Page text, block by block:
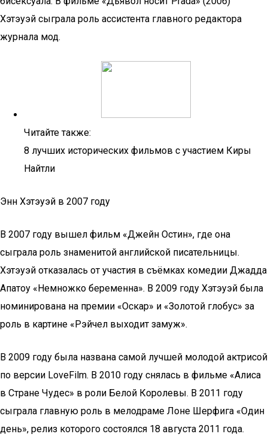
Хэтэуэй сыграла роль ассистента главного редактора
журнала мод.
Читайте также:
8 лучших исторических фильмов с участием Киры
Найтли
Энн Хэтэуэй в 2007 году
В 2007 году вышел фильм «Джейн Остин», где она
сыграла роль знаменитой английской писательницы.
Хэтэуэй отказалась от участия в съёмках комедии Джадда
Апатоу «Немножко беременна». В 2009 году Хэтэуэй была
номинирована на премии «Оскар» и «Золотой глобус» за
роль в картине «Рэйчел выходит замуж».
В 2009 году была названа самой лучшей молодой актрисой
по версии LoveFilm. В 2010 году снялась в фильме «Алиса
в Стране Чудес» в роли Белой Королевы. В 2011 году
сыграла главную роль в мелодраме Лоне Шерфига «Один
день», релиз которого состоялся 18 августа 2011 года.